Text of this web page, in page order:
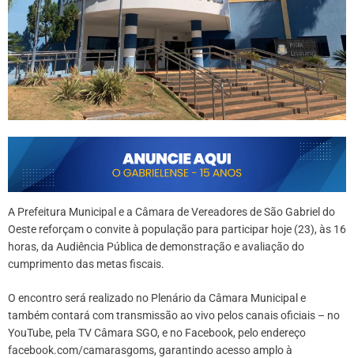
A Prefeitura Municipal e a Câmara de Vereadores de São Gabriel do
Oeste reforçam o convite à população para participar hoje (23), às 16
horas, da Audiência Pública de demonstração e avaliação do
cumprimento das metas fiscais.
O encontro será realizado no Plenário da Câmara Municipal e
também contará com transmissão ao vivo pelos canais oficiais – no
YouTube, pela TV Câmara SGO, e no Facebook, pelo endereço
facebook.com/camarasgoms, garantindo acesso amplo à